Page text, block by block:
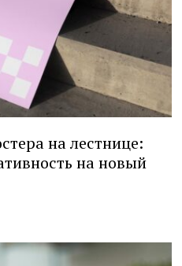
на лестнице:
на новый